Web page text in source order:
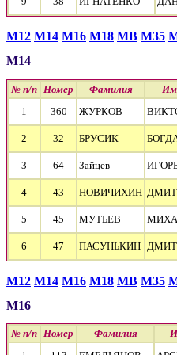
М12 М14 М16 М18 МВ М35
М14
№ п/п Номер Фамилия
1
360 ЖУРКОВ
2 32 БРУСИК
3 64 Зайцев
4 43 НОВИЧИХИН
5 45 МУТЬЕВ
6 47 ПАСУНЬКИН
М12 М14 М16 М18 МВ М35
М16
№ п/п Номер Фамилия